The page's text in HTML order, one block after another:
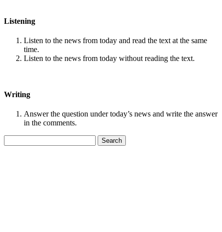
Listening
Listen to the news from today and read the text at the same
time.
Listen to the news from today without reading the text.
Writing
Answer the question under today’s news and write the answer
in the comments.
for: